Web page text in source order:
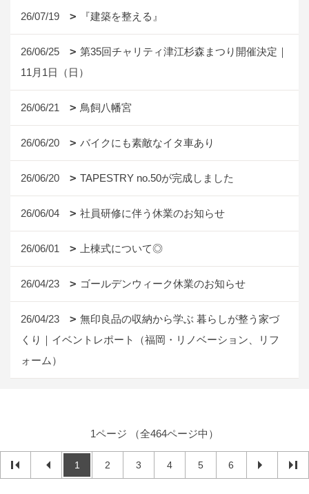
26/07/19 『建築を整える』
26/06/25
第35回チャリティ津江杉森まつり開催決定｜
11月1日（日）
26/06/21 鳥飼八幡宮
26/06/20 バイクにも素敵なイタ車あり
26/06/20 TAPESTRY no.50が完成しました
26/06/04 社員研修に伴う休業のお知らせ
26/06/01 上棟式について◎
26/04/23 ゴールデンウィーク休業のお知らせ
26/04/23
無印良品の収納から学ぶ 暮らしが整う家づ
くり｜イベントレポート（福岡・リノベーション、リフ
ォーム）
1ページ （全464ページ中）
1 2 3 4 5 6